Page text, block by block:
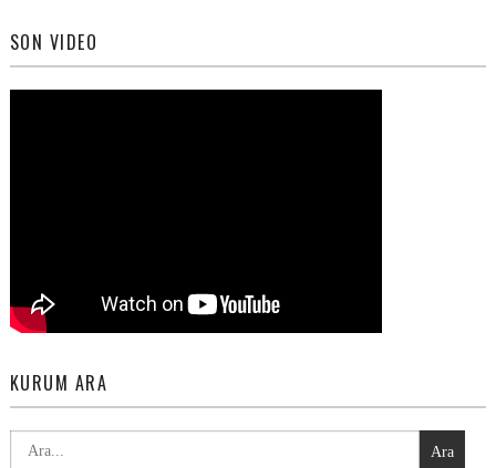
SON VIDEO
KURUM ARA
Ara